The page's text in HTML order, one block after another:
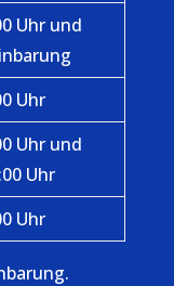
Uhr und
Uhr
Uhr und
Uhr
Uhr